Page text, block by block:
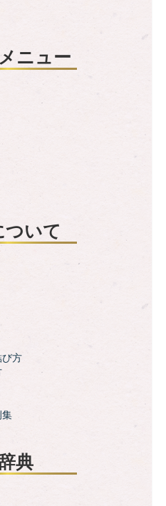
ニュー
ついて
び方
集
典